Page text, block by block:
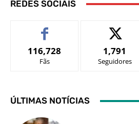
REDES SOCIAIS
116,728
Fãs
1,791
Seguidores
ÚLTIMAS NOTÍCIAS